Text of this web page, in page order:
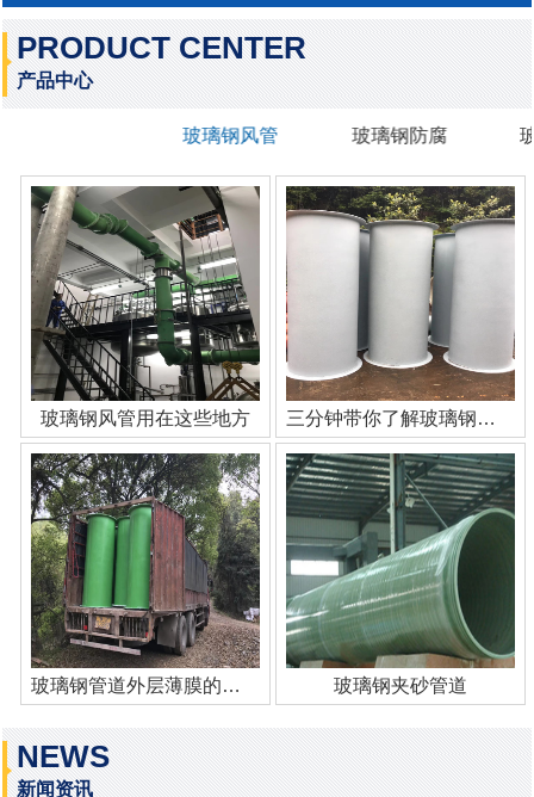
PRODUCT CENTER
产品中心
玻璃钢风管 玻璃钢防腐
玻璃钢风管用在这些地方 三分钟带你了解玻璃钢管道
玻璃钢管道外层薄膜的作用 玻璃钢夹砂管道
NEWS
新闻资讯